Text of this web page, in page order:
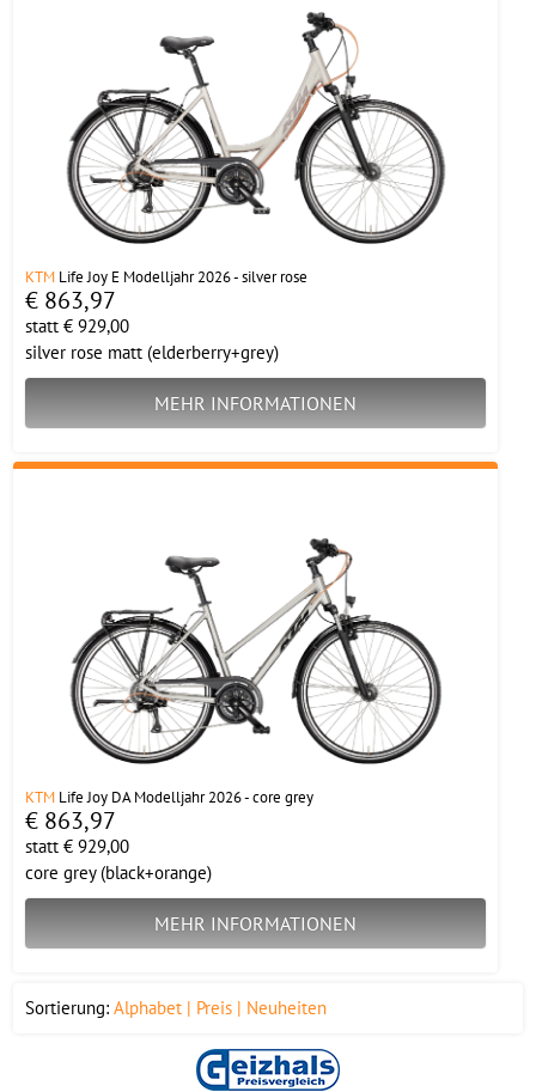
KTM Life Joy E Modelljahr 2026 - silver rose
€ 863,97
statt € 929,00
silver rose matt (elderberry+grey)
MEHR INFORMATIONEN
KTM Life Joy DA Modelljahr 2026 - core grey
€ 863,97
statt € 929,00
core grey (black+orange)
MEHR INFORMATIONEN
Sortierung: Alphabet Preis Neuheiten